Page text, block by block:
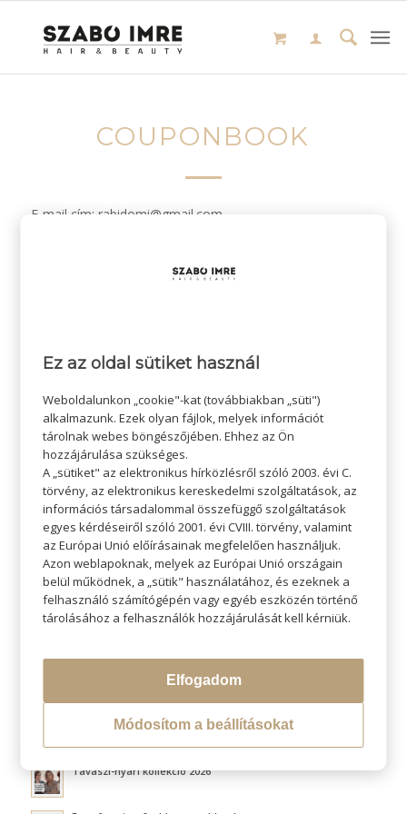
COUPONBOOK
E-mail cím: rabidomi@gmail.com
SZERZŐ:
KERESÉS
LEGÚJABB BLOGOK
Hővédelem hajformázás közben
Fluffy hair és a légies volumen titka
Tavaszi-nyári kollekció 2026
Ez az oldal sütiket használ
Weboldalunkon „cookie"-kat (továbbiakban „süti")
alkalmazunk. Ezek olyan fájlok, melyek információt
tárolnak webes böngészőjében. Ehhez az Ön
hozzájárulása szükséges.
A „sütiket" az elektronikus hírközlésről szóló 2003. évi C.
törvény, az elektronikus kereskedelmi szolgáltatások, az
információs társadalommal összefüggő szolgáltatások
egyes kérdéseiről szóló 2001. évi CVIII. törvény, valamint
az Európai Unió előírásainak megfelelően használjuk.
Azon weblapoknak, melyek az Európai Unió országain
belül működnek, a „sütik" használatához, és ezeknek a
felhasználó számítógépén vagy egyéb eszközén történő
tárolásához a felhasználók hozzájárulását kell kérniük.
Elfogadom
Módosítom a beállításokat